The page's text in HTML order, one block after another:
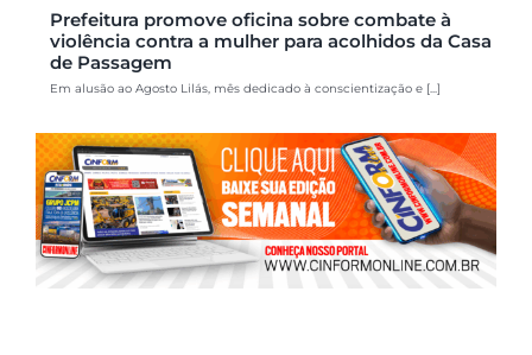
Prefeitura promove oficina sobre combate à
violência contra a mulher para acolhidos da Casa
de Passagem
Em alusão ao Agosto Lilás, mês dedicado à conscientização e [...]